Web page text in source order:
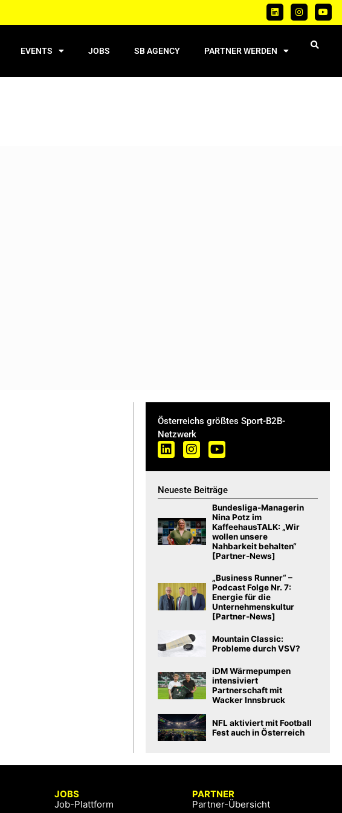
EVENTS JOBS SB AGENCY PARTNER WERDEN
Österreichs größtes Sport-B2B-
Netzwerk
Neueste Beiträge
Bundesliga-Managerin
Nina Potz im
KaffeehausTALK: „Wir
wollen unsere
Nahbarkeit behalten“
[Partner-News]
„Business Runner“ –
Podcast Folge Nr. 7:
Energie für die
Unternehmenskultur
[Partner-News]
Mountain Classic:
Probleme durch VSV?
iDM Wärmepumpen
intensiviert
Partnerschaft mit
Wacker Innsbruck
NFL aktiviert mit Football
Fest auch in Österreich
JOBS
Job-Plattform
PARTNER
Partner-Übersicht